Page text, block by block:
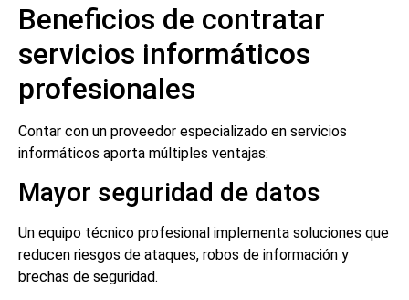
Beneficios de contratar
servicios informáticos
profesionales
Contar con un proveedor especializado en servicios
informáticos aporta múltiples ventajas:
Mayor seguridad de datos
Un equipo técnico profesional implementa soluciones que
reducen riesgos de ataques, robos de información y
brechas de seguridad.